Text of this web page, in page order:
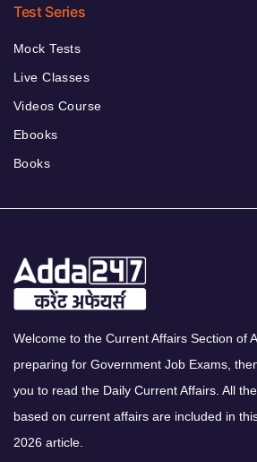
Test Series
Mock Tests
Live Classes
Videos Course
Ebooks
Books
Welcome to the Current Affairs Section of
preparing for Government Job Exams,
you to read the Daily Current Affairs. All
based on current affairs are included in
2026 article.